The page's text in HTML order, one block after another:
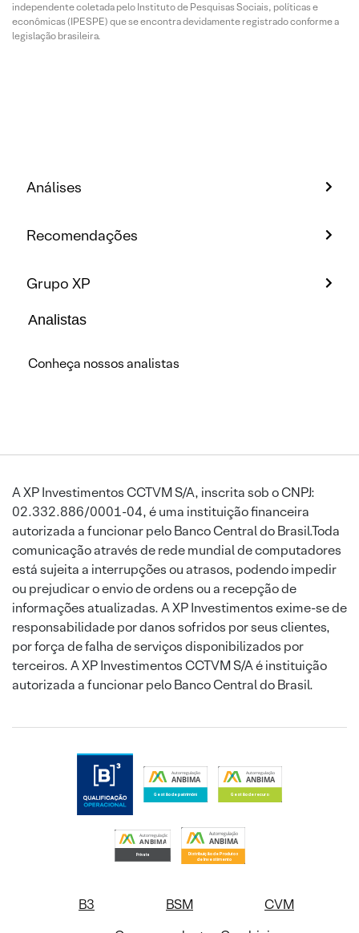
independente coletada pelo Instituto de Pesquisas Sociais, políticas e
econômicas (IPESPE) que se encontra devidamente registrado conforme a
legislação brasileira.
Análises
Recomendações
Grupo XP
Analistas
Conheça nossos analistas
A XP Investimentos CCTVM S/A, inscrita sob o CNPJ:
02.332.886/0001-04, é uma instituição financeira
autorizada a funcionar pelo Banco Central do Brasil.Toda
comunicação através de rede mundial de computadores
está sujeita a interrupções ou atrasos, podendo impedir
ou prejudicar o envio de ordens ou a recepção de
informações atualizadas. A XP Investimentos exime-se de
responsabilidade por danos sofridos por seus clientes,
por força de falha de serviços disponibilizados por
terceiros. A XP Investimentos CCTVM S/A é instituição
autorizada a funcionar pelo Banco Central do Brasil.
B3 BSM
CVM